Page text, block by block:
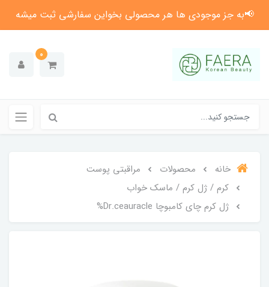
📢به جز موجودی ها هر محصولی بخواین سفارشی ثبت میشه
0
خانه محصولات
مراقبتی پوست
کرم / ژل کرم / ماسک خواب
ژل کرم چای کامبوچا Dr.ceauracle%